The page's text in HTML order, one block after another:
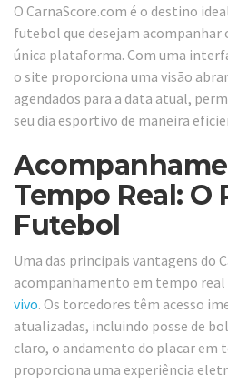
O CarnaScore.com é o destino
futebol que desejam acompanhar
única plataforma. Com uma
o site proporciona uma visão
agendados para a data atual,
seu dia esportivo de maneira
Tempo Real: O
Futebol
Uma das principais vantagens do
acompanhamento em tempo real
vivo. Os torcedores têm acesso
atualizadas, incluindo posse de
claro, o andamento do placar em
proporciona uma experiência